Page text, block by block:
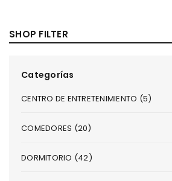
SHOP FILTER
Categorías
CENTRO DE ENTRETENIMIENTO (5)
COMEDORES (20)
DORMITORIO (42)